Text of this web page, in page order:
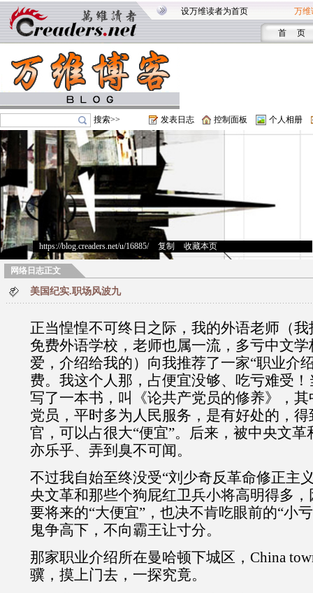
设万维读者为首页 万维
首 页
搜索>> 发表日志 控制面板 个人相册
https://blog.creaders.net/u/16885/> 复制 收藏本页
网络日志正文
美国纪实.职场风波九
正当惶惶不可终日之际，我的外语老师（
免费外语学校，老师也属一流，多亏中文学
爱，介绍给我的）向我推荐了一家“职业介
费。我这个人那，占便宜没够、吃亏难受
写了一本书，叫《论共产党员的修养》，其
党员，平时多为人民服务，是有好处的，
官，可以占很大“便宜”。后来，被中央文
亦乐乎、弄到臭不可闻。
不过我自始至终没受“刘少奇反革命修正主
央文革和那些个狗屁红卫兵小将高明得多
要将来的“大便宜”，也决不肯吃眼前的“小
鬼争高下，不向霸王让寸分。
那家职业介绍所在曼哈顿下城区，China
骥，摸上门去，一探究竟。